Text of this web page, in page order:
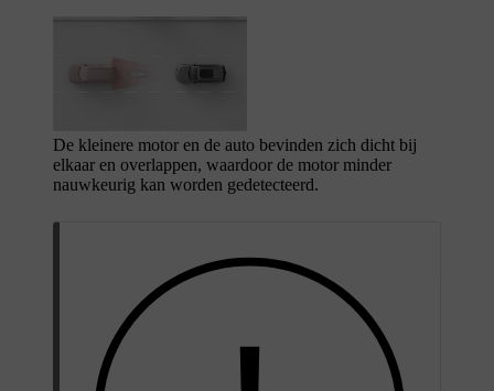
De kleinere motor en de auto bevinden zich dicht bij
elkaar en overlappen, waardoor de motor minder
nauwkeurig kan worden gedetecteerd.